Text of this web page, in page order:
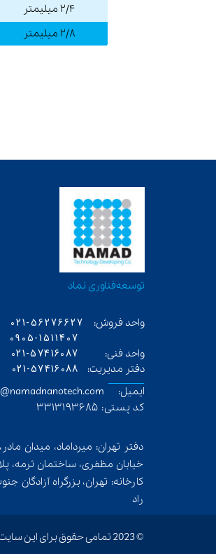
2/4 میلیمتر
2/8 میلیمتر
© 2023 تمامی حقوق برای این سایت برای شرکت نماد محفوظ است​​​​​​​.
واحد فروش: 56276627-021
0905-1511407
واحد فنی: 57416087-021
دفتر مدیریت: 57416088-021
​توسعه‌فناوری‌ نماد
ایمیل: sales@namadnanotech.com info@namadnanotech.com​​​​​​​
کد پستی: 3313193685​​​​​​​
دفتر تهران: میرداماد، میدان
خیابان مظفری، ساختمان ترمه، پلاک ٢/٢، طبقه ١،
کارخانه: تهران، بزرگراه
راد